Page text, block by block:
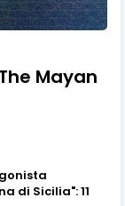
Mayan
di Sicilia": 11